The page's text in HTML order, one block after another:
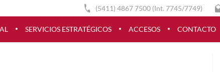
(5411) 4867 7500 (Int. 7745/7749)
SERVICIOS ESTRATÉGICOS ACCESOS CONTACTO